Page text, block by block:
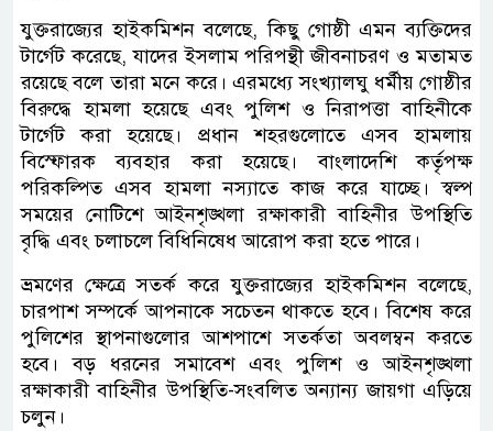
যুক্তরাজ্যের হাইকমিশন বলেছে, কিছু গোষ্ঠী এমন ব্যক্তিদের
টার্গেট করেছে, যাদের ইসলাম পরিপন্থী জীবনাচরণ ও মতামত
রয়েছে বলে তারা মনে করে। এরমধ্যে সংখ্যালঘু ধর্মীয় গোষ্ঠীর
বিরুদ্ধে হামলা হয়েছে এবং পুলিশ ও নিরাপত্তা বাহিনীকে
টার্গেট করা হয়েছে। প্রধান শহরগুলোতে এসব হামলায়
বিস্ফোরক ব্যবহার করা হয়েছে। বাংলাদেশি কর্তৃপক্ষ
পরিকল্পিত এসব হামলা নস্যাতে কাজ করে যাচ্ছে। স্বল্প
সময়ের নোটিশে আইনশৃঙ্খলা রক্ষাকারী বাহিনীর উপস্থিতি
বৃদ্ধি এবং চলাচলে বিধিনিষেধ আরোপ করা হতে পারে।
ভ্রমণের ক্ষেত্রে সতর্ক করে যুক্তরাজ্যের হাইকমিশন বলেছে,
চারপাশ সম্পর্কে আপনাকে সচেতন থাকতে হবে। বিশেষ করে
পুলিশের স্থাপনাগুলোর আশপাশে সতর্কতা অবলম্বন করতে
হবে। বড় ধরনের সমাবেশ এবং পুলিশ ও আইনশৃঙ্খলা
রক্ষাকারী বাহিনীর উপস্থিতি-সংবলিত অন্যান্য জায়গা এড়িয়ে
চলুন।